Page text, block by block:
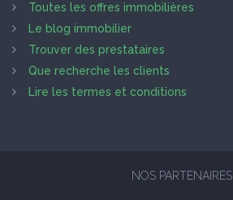
Toutes les offres immobilières
Le blog immobilier
Trouver des prestataires
Que recherche les clients
Lire les termes et conditions
NOS PARTENAIRES